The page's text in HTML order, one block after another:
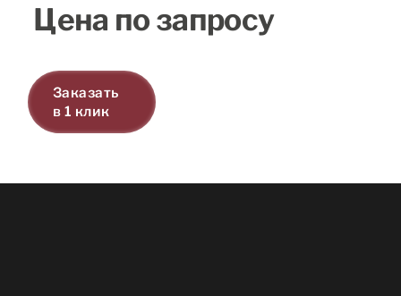
Цена по запросу
Заказать
в 1 клик